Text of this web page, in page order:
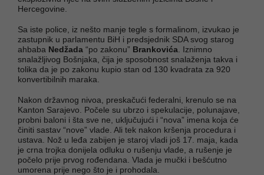
Hercegovine.
Sa iste police, iz nešto manje tegle s formalinom, izvukao je
zastupnik u parlamentu BiH i predsjednik SDA svog starog
ahbaba Nedžada “po zakonu” Brankovića . Iznimno
snalažljivog Bošnjaka, čija je sposobnost snalaženja takva i
tolika da je po zakonu kupio stan od 130 kvadrata za 920
konvertibilnih maraka.
Nakon državnog nivoa, preskačući federalni, krenulo se na
Kanton Sarajevo. Počele su ubrzo i spekulacije, polunajave,
probni baloni i šta sve ne, uključujući i “nova” imena koja će
činiti sastav “nove” vlade. Ali tek nakon kršenja procedura i
ustava. Nož u leđa zabijen je staroj vladi još 17. maja, kada
je crna trojka donijela odluku o rušenju vlade, a rušenje je
počelo prije prvog rođendana. Vlada je mučki i bešćutno
umorena prije nego što je i prohodala.